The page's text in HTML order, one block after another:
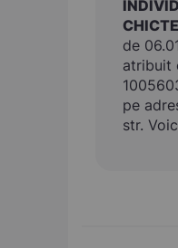
de
atribuit
pe
str.